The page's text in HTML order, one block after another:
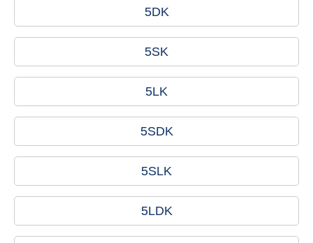
5DK
5SK
5LK
5SDK
5SLK
5LDK